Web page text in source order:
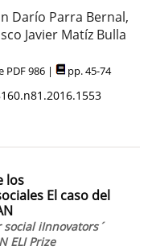
Darío Parra Bernal,
Javier Matíz Bulla
PDF 986 | pp. 45-74
los
El caso del
iInnovators´
ELI Prize